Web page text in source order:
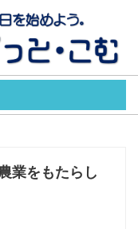
業をもたらし